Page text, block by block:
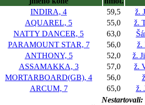
INDIRA, 4 59,5
ž.
AQUAREL, 5 55,0
ž.
NATTY DANCER, 5 63,0
PARAMOUNT STAR, 7 56,0
ž.
ANTHONY, 5 52,0
ž.
ASSAMAKKA, 3 57,0
ž.
MORTARBOARD(GB), 4 56,0
ARCUM, 7 65,0
ž.
Nestartovali: